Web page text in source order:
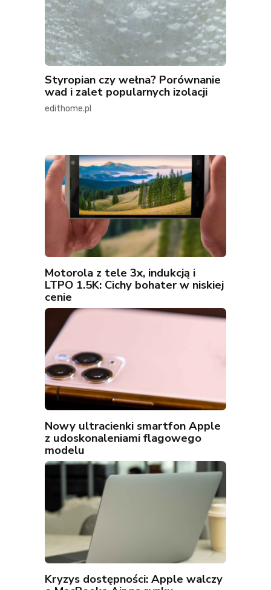
Styropian czy wełna? Porównanie
wad i zalet popularnych izolacji
edithome.pl
Motorola z tele 3x, indukcją i
LTPO 1.5K: Cichy bohater w niskiej
cenie
Nowy ultracienki smartfon Apple
z udoskonaleniami flagowego
modelu
Kryzys dostępności: Apple walczy